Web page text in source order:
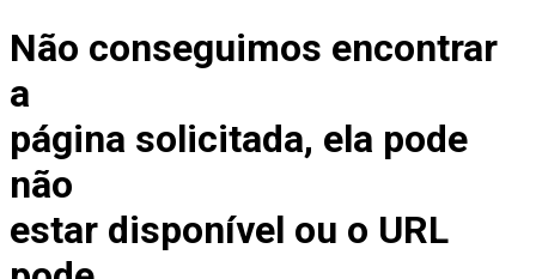
Não conseguimos encontrar
a
página solicitada, ela pode
não
estar disponível ou o URL